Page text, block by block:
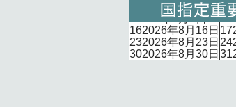
2026年8月2日 3
2026年8月9日 10
162026年8月16日 17
232026年8月23日 24
302026年8月30日 31